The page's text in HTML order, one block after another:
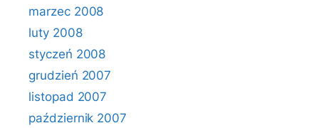
marzec 2008
luty 2008
styczeń 2008
grudzień 2007
listopad 2007
październik 2007